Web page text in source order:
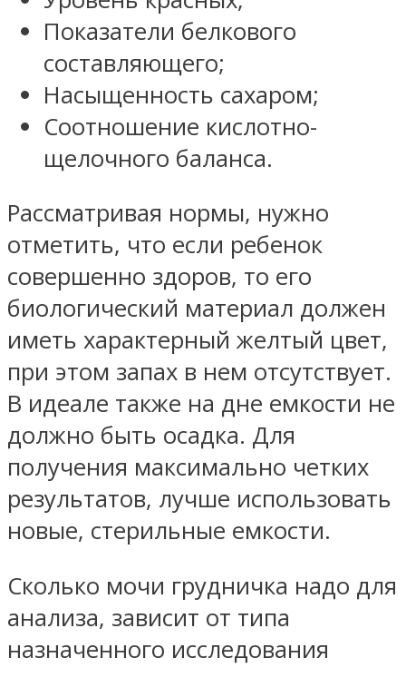
Показатели белкового
составляющего;
Насыщенность сахаром;
Соотношение кислотно-
щелочного баланса.
Рассматривая нормы, нужно
отметить, что если ребенок
совершенно здоров, то его
биологический материал должен
иметь характерный желтый цвет,
при этом запах в нем отсутствует.
В идеале также на дне емкости не
должно быть осадка. Для
получения максимально четких
результатов, лучше использовать
новые, стерильные емкости.
Сколько мочи грудничка надо для
анализа, зависит от типа
назначенного исследования